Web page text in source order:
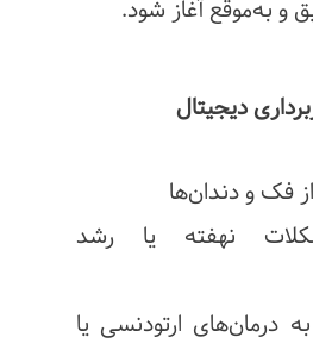
و به‌موقع آغاز شود.
فک و دندان‌ها
نهفته یا رشد
درمان‌های ارتودنسی یا